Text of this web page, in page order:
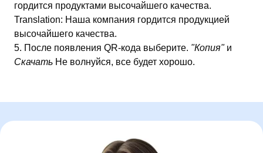
гордится продуктами высочайшего качества.
Translation: Наша компания гордится продукцией
высочайшего качества.
После появления QR-кода выберите. "Копия" и
Скачать Не волнуйся, все будет хорошо.